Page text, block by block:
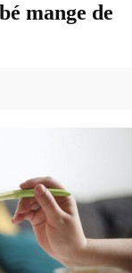
mange de